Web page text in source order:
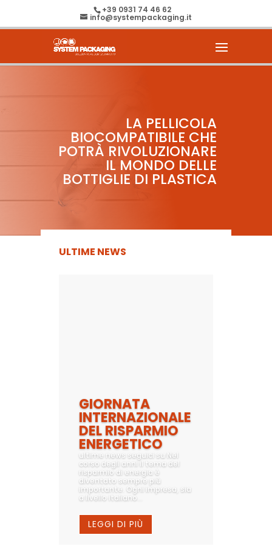
+39 0931 74 46 62
info@systempackaging.it
LA PELLICOLA
BIOCOMPATIBILE CHE
POTRÀ RIVOLUZIONARE
IL MONDO DELLE
BOTTIGLIE DI PLASTICA
ULTIME NEWS
GIORNATA
INTERNAZIONALE
DEL RISPARMIO
ENERGETICO
ultime news seguici su Nel
corso degli anni il tema del
risparmio di energia è
diventato sempre più
importante. Ogni impresa, sia
a livello italiano...
LEGGI DI PIÙ